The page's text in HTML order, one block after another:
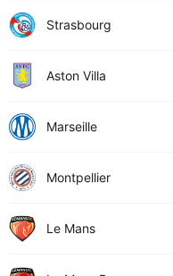
Strasbourg
Aston Villa
Marseille
Montpellier
Le Mans